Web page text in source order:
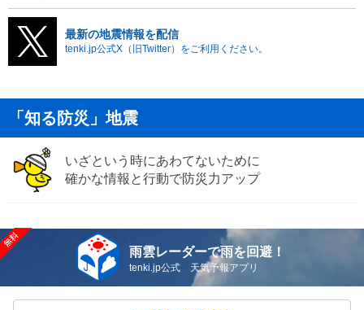
最新の地震情報を配信
tenki.jp公式X（旧Twitter）をご利用ください。
「知る防災」地震
いざという時にあわてないために
確かな情報と行動で防災力アップ
雨雲レーダーで雨を回避！
tenki.jp公式 天気予報アプリ